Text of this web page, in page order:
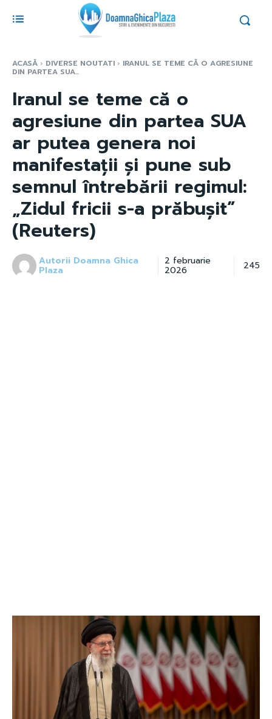
ACASĂ DIVERSE NOUTATI IRANUL SE TEME CĂ O AGRESIUNE
DIN PARTEA SUA...
Iranul se teme că o
agresiune din partea SUA
ar putea genera noi
manifestații și pune sub
semnul întrebării regimul:
„Zidul fricii s-a prăbușit”
(Reuters)
Autorii Doamna Ghica
Plaza
2 februarie
2026 245